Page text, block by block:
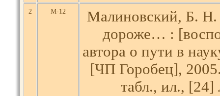
2 М-12
Малиновский, Б. Н.
дороже… :
автора о пути в
[ЧП Горобец],
табл., ил., [24]